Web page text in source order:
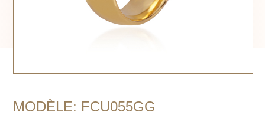
MODÈLE: FCU055GG